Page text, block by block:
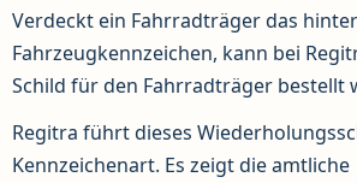
Verdeckt ein Fahrradträger das
Fahrzeugkennzeichen, kann bei
Schild für den Fahrradträger bestellt
Regitra führt dieses
Kennzeichenart. Es zeigt die amtliche